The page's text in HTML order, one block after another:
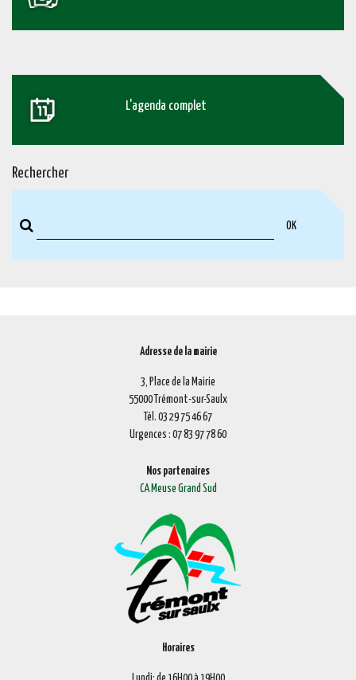
L'agenda complet
Rechercher
OK
Adresse de la mairie
3, Place de la Mairie
55000 Trémont-sur-Saulx
Tél. 03 29 75 46 67
Urgences : 07 83 97 78 60
Nos partenaires
CA Meuse Grand Sud
Horaires